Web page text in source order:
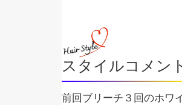
スタイルコメン
前回ブリーチ３回のホワ